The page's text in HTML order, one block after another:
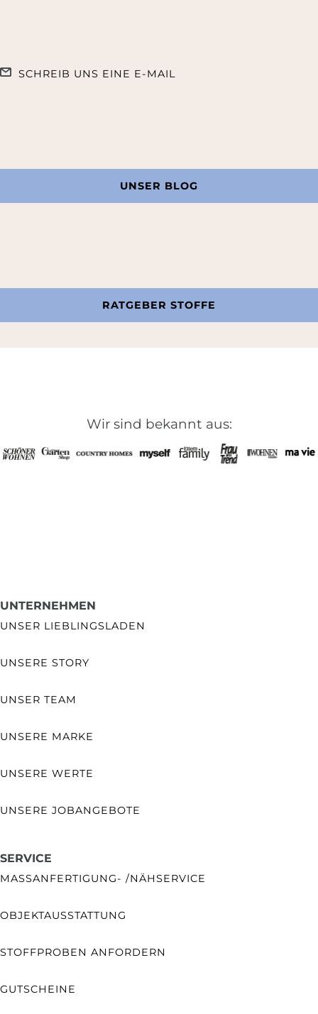
SCHREIB UNS EINE E-MAIL
UNSER BLOG
RATGEBER STOFFE
Wir sind bekannt aus:
UNTERNEHMEN
UNSER LIEBLINGSLADEN
UNSERE STORY
UNSER TEAM
UNSERE MARKE
UNSERE WERTE
UNSERE JOBANGEBOTE
SERVICE
MASSANFERTIGUNG- /NÄHSERVICE
OBJEKTAUSSTATTUNG
STOFFPROBEN ANFORDERN
GUTSCHEINE